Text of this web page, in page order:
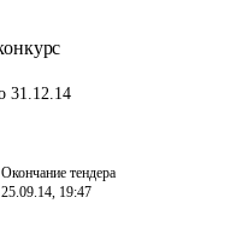
31.12.14
Окончание тендера
25.09.14, 19:47